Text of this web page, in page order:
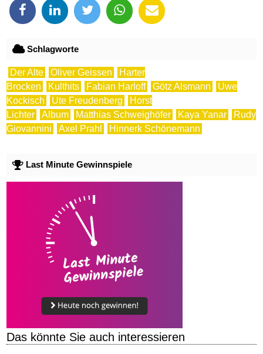
Schlagworte
Der Alte Oliver Geissen
Harter
Brocken
Kulthits Fabian Harloff Götz Alsmann
Uwe
Kockisch
Ute Freudenberg
Horst
Lichter
Album Matthias Schweighöfer Kaya Yanar
Rudy
Giovannini
Axel Prahl Hinnerk Schönemann
Last Minute Gewinnspiele
Das könnte Sie auch interessieren